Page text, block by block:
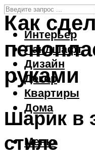
Интерьер
Ландшафт
Дизайн
Декор
Квартиры
Дома
Меню
Как
руками
Шарик в
стиле